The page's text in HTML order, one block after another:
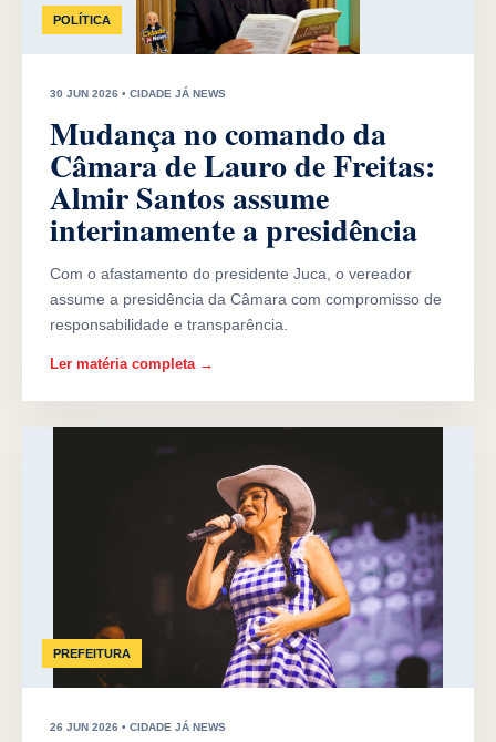
POLÍTICA
30 JUN 2026 • CIDADE JÁ NEWS
Mudança no comando da
Câmara de Lauro de Freitas:
Almir Santos assume
interinamente a presidência
Com o afastamento do presidente Juca, o vereador
assume a presidência da Câmara com compromisso de
responsabilidade e transparência.
Ler matéria completa →
PREFEITURA
26 JUN 2026 • CIDADE JÁ NEWS